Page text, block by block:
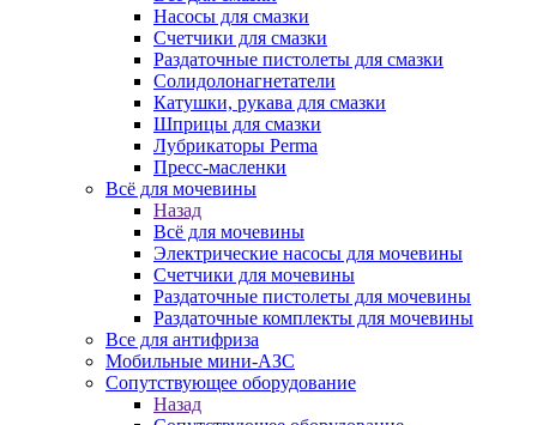
Насосы для смазки
Счетчики для смазки
Раздаточные пистолеты для смазки
Солидолонагнетатели
Катушки, рукава для смазки
Шприцы для смазки
Лубрикаторы Perma
Пресс-масленки
Всё для мочевины
Назад
Всё для мочевины
Электрические насосы для мочевины
Счетчики для мочевины
Раздаточные пистолеты для мочевины
Раздаточные комплекты для мочевины
Все для антифриза
Мобильные мини-АЗС
Сопутствующее оборудование
Назад